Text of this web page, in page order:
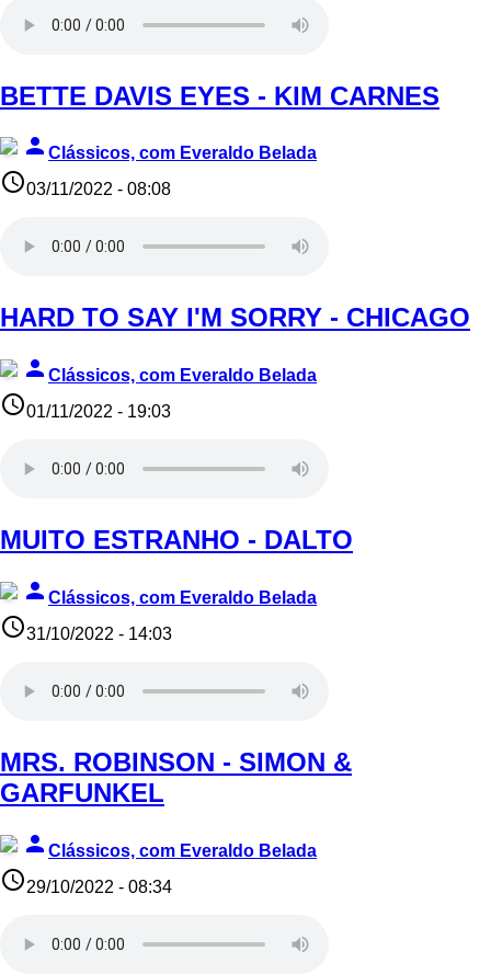
BETTE DAVIS EYES - KIM CARNES
person Clássicos, com Everaldo Belada
access_time03/11/2022 - 08:08
HARD TO SAY I'M SORRY - CHICAGO
person Clássicos, com Everaldo Belada
access_time01/11/2022 - 19:03
MUITO ESTRANHO - DALTO
person Clássicos, com Everaldo Belada
access_time31/10/2022 - 14:03
MRS. ROBINSON - SIMON &
GARFUNKEL
person Clássicos, com Everaldo Belada
access_time29/10/2022 - 08:34